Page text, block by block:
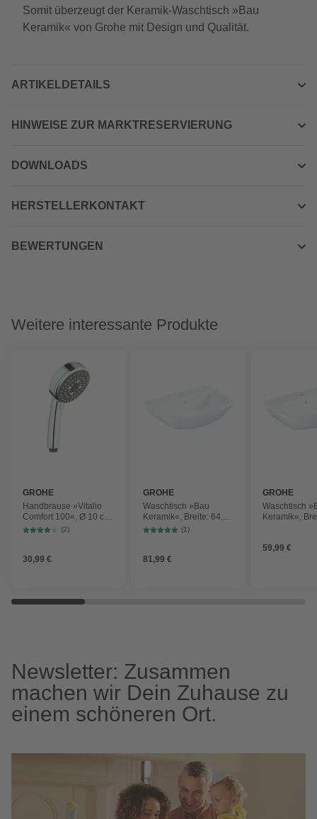
Somit überzeugt der Keramik-Waschtisch »Bau
Keramik« von Grohe mit Design und Qualität.
ARTIKELDETAILS
HINWEISE ZUR MARKTRESERVIERUNG
DOWNLOADS
HERSTELLERKONTAKT
BEWERTUNGEN
Weitere interessante Produkte
GROHE
Handbrause »Vitalio
Comfort 100«, Ø 10 cm,
chromfarben
(2)
30,99 €
GROHE
Waschtisch »Bau
Keramik«, Breite: 64,6
cm
(1)
81,99 €
GROHE
Waschtisch
Keramik«,
59,99 €
Newsletter: Zusammen
machen wir Dein Zuhause zu
einem schöneren Ort.